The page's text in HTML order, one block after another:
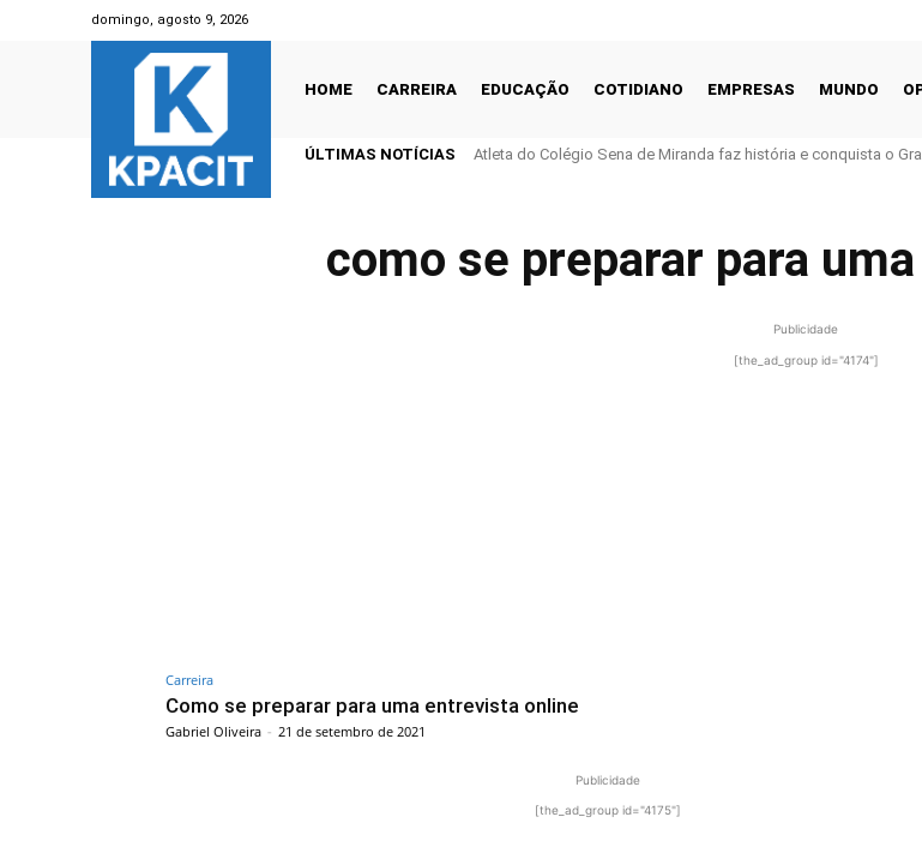
domingo, agosto 9, 2026
HOME CARREIRA EDUCAÇÃO COTIDIANO EMPRESAS MUNDO
ÚLTIMAS NOTÍCIAS Atleta do Colégio Sena de Miranda faz história e conquista o
como se preparar para
Publicidade
[the_ad_group id="4174"]
Carreira
Como se preparar para uma entrevista online
Gabriel Oliveira - 21 de setembro de 2021
Publicidade
[the_ad_group id="4175"]